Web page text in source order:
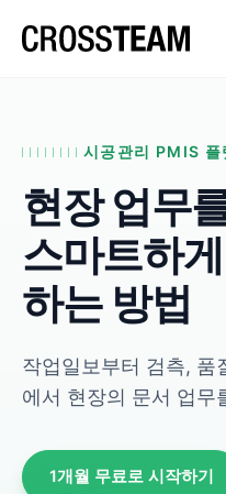
시공관리 PMIS 플
현장 업무
스마트하게
하는 방법
작업일보부터 검측, 품
에서 현장의 문서 업무
1개월 무료로 시작하기